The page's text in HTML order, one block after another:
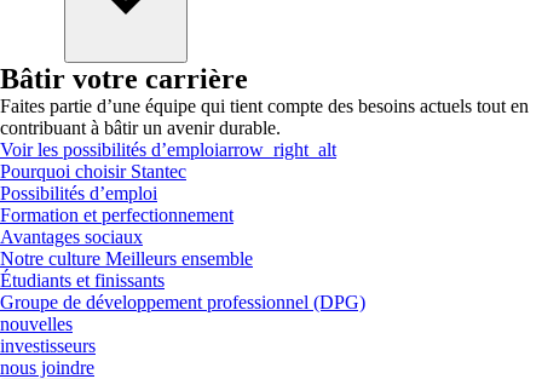
Bâtir votre carrière
Faites partie d’une équipe qui tient compte des besoins actuels tout en
contribuant à bâtir un avenir durable.
Voir les possibilités d’emploiarrow_right_alt
Pourquoi choisir Stantec
Possibilités d’emploi
Formation et perfectionnement
Avantages sociaux
Notre culture Meilleurs ensemble
Étudiants et finissants
Groupe de développement professionnel (DPG)
nouvelles
investisseurs
nous joindre